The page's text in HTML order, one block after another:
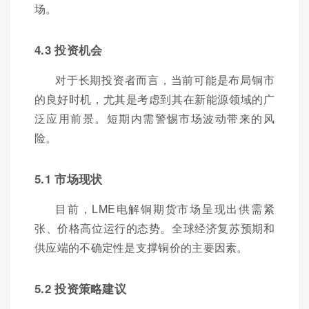
场。
4.3 投资机会
对于长期投资者而言，当前可能是布局铜市
的良好时机，尤其是考虑到其在新能源领域的广
泛应用前景。短期内需警惕市场波动带来的风
险。
5.1 市场现状
目前，LME电解铜期货市场呈现出供需紧
张、价格高位运行的态势。全球经济复苏预期和
供应端的不确定性是支撑铜价的主要因素。
5.2 投资策略建议